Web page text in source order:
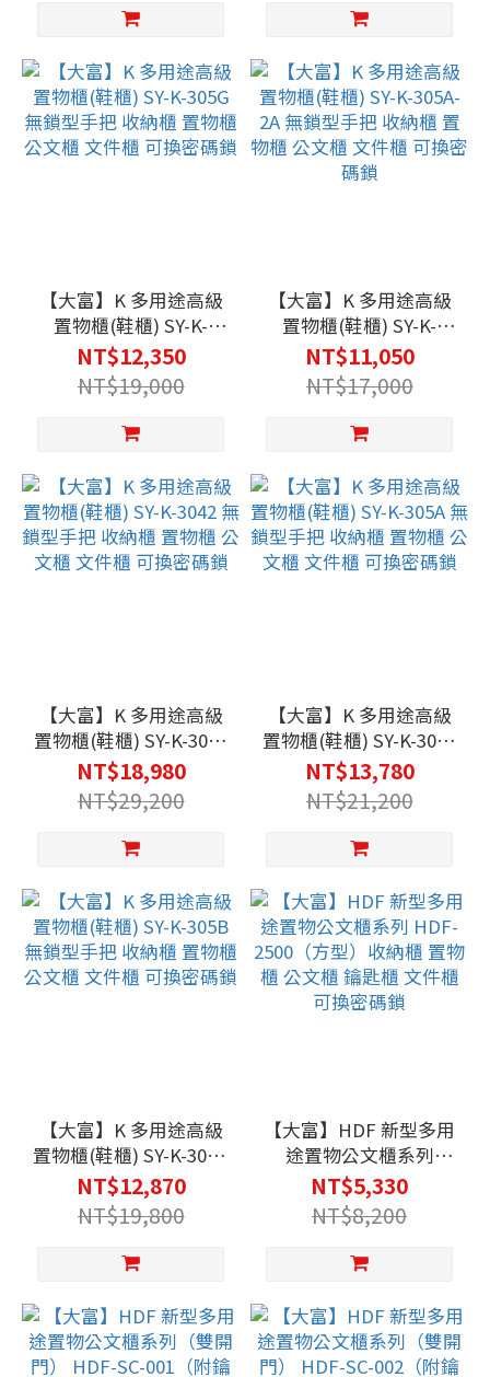
【大富】K 多用途高級
置物櫃(鞋櫃) SY-K-
305G 無鎖型手把 收納
櫃 置物櫃 公文櫃 文件
櫃 可換密碼鎖
NT$12,350
NT$19,000
【大富】K 多用途高級
置物櫃(鞋櫃) SY-K-
305A-2A 無鎖型手把 收
納櫃 置物櫃 公文櫃 文
件櫃 可換密碼鎖
NT$11,050
NT$17,000
【大富】K 多用途高級
置物櫃(鞋櫃) SY-K-3042
無鎖型手把 收納櫃 置物
櫃 公文櫃 文件櫃 可換
密碼鎖
NT$18,980
NT$29,200
【大富】K 多用途高級
置物櫃(鞋櫃) SY-K-305A
無鎖型手把 收納櫃 置物
櫃 公文櫃 文件櫃 可換
密碼鎖
NT$13,780
NT$21,200
【大富】K 多用途高級
置物櫃(鞋櫃) SY-K-305B
無鎖型手把 收納櫃 置物
櫃 公文櫃 文件櫃 可換
密碼鎖
NT$12,870
NT$19,800
【大富】HDF 新型多用
途置物公文櫃系列
HDF-2500（方型）收納
櫃 置物櫃 公文櫃 鑰匙
櫃 文件櫃 可換密碼鎖
NT$5,330
NT$8,200